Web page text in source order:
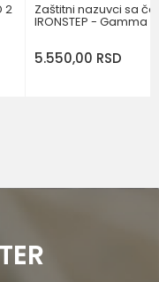
2 Zaštitni nazuvci sa
IRONSTEP - Gamma
5.550,00 RSD